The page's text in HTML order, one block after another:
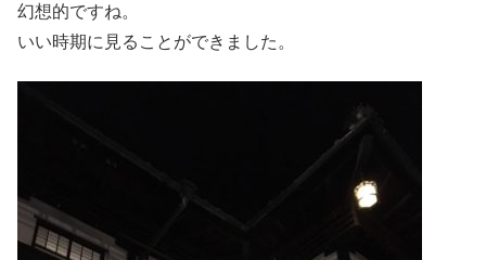
幻想的ですね。
いい時期に見ることができました。